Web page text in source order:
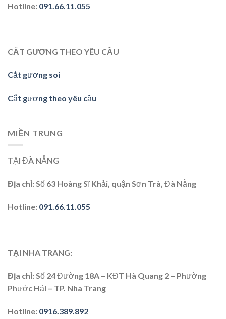
Hotline: 091.66.11.055
CẮT GƯƠNG THEO YÊU CẦU
Cắt gương soi
Cắt gương theo yêu cầu
MIỀN TRUNG
TẠI ĐÀ NẴNG
Địa chỉ:Số 63 Hoàng Sĩ Khải, quận Sơn Trà, Đà Nẵng
Hotline: 091.66.11.055
TẠI NHA TRANG:
Địa chỉ: Số 24 Đường 18A – KĐT Hà Quang 2 – Phường
Phước Hải – TP. Nha Trang
Hotline: 0916.389.892